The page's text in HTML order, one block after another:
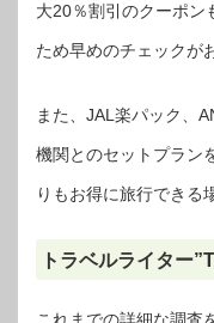
大20％割引のクーポン
ため早めのチェックが
また、JAL楽パック、
機関とのセットプラン
りもお得に旅行できる
トラベルライター
これまでの詳細な調査